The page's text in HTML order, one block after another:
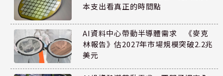
本支出看真正的時間點
AI資料中心帶動半導體需求 《麥克
林報告》估2027年市場規模突破2.2兆
美元